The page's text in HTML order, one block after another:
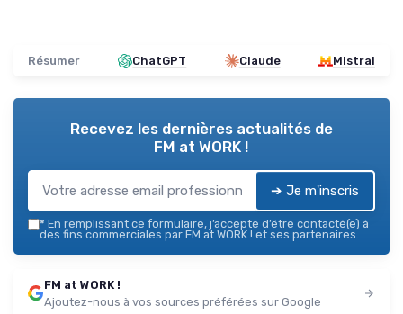
Résumer ChatGPT Claude Mistral
Recevez les dernières actualités de
FM at WORK !
➔ Je m'inscris
* En remplissant ce formulaire, j’accepte d’être contacté(e) à
des fins commerciales par FM at WORK ! et ses partenaires.
FM at WORK !
Ajoutez-nous à vos sources préférées sur Google